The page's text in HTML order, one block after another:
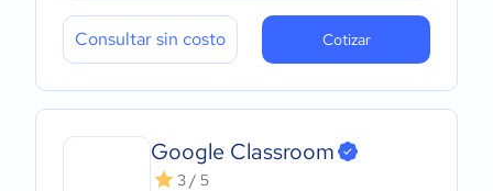
Consultar sin costo Cotizar
Google Classroom
3 / 5